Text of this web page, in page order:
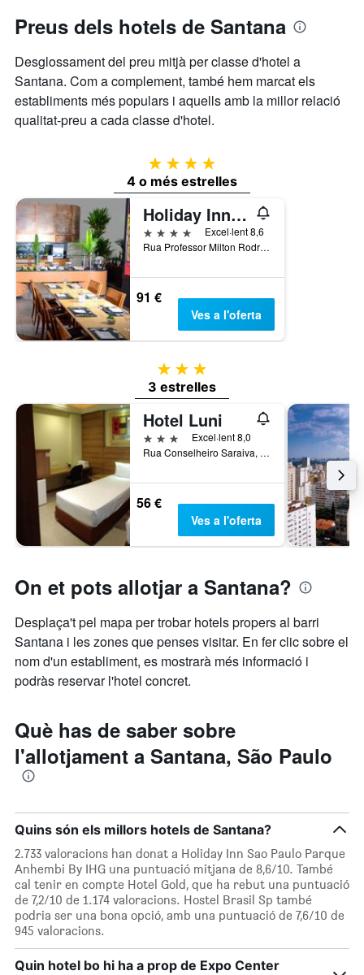
darrers
dies
que
el
preu
mitjà
d'una
habitació
Preus dels hotels de Santana
Desglossament del preu mitjà per classe d'hotel a
Santana. Com a complement, també hem marcat els
establiments més populars i aquells amb la millor relació
qualitat-preu a cada classe d'hotel.
4 estrelles
4 o més estrelles
Holiday Inn Sao Paulo Parque Anhembi By IHG
4 estrelles
Excel·lent 8,6
Rua Professor Milton Rodrigues 100, São Paulo, Brasil
91 €
Ves a l'oferta
3 estrelles
3 estrelles
Hotel Luni
3 estrellesExcel·lent 8,0
Rua Conselheiro Saraiva, 303, São Paulo, Brasil
56 €
Ves a l'oferta
On et pots allotjar a Santana?
Desplaça't pel mapa per trobar hotels propers al barri
Santana i les zones que penses visitar. En fer clic sobre el
nom d'un establiment, es mostrarà més informació i
podràs reservar l'hotel concret.
Què has de saber sobre
l'allotjament a Santana, São Paulo
Quins són els millors hotels de Santana?
2.733 valoracions han donat a Holiday Inn Sao Paulo Parque
Anhembi By IHG una puntuació mitjana de 8,6/10. També
cal tenir en compte Hotel Gold, que ha rebut una puntuació
de 7,2/10 de 1.174 valoracions. Hostel Brasil Sp també
podria ser una bona opció, amb una puntuació de 7,6/10 de
945 valoracions.
Quin hotel bo hi ha a prop de Expo Center